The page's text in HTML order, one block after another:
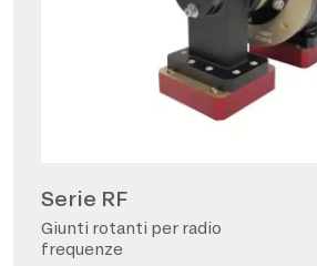
Serie RF
Giunti rotanti per radio
frequenze